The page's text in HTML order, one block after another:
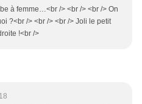
à femme…<br /> <br /> <br /> On
?<br /> <br /> <br /> Joli le petit
!<br />